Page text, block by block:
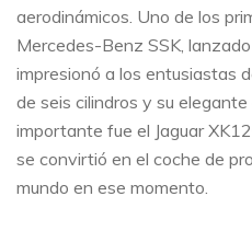
aerodinámicos. Uno de los
Mercedes-Benz SSK,
impresionó a los entusiastas
de seis cilindros y su
importante fue el Jaguar
se convirtió en el coche de
mundo en ese momento.